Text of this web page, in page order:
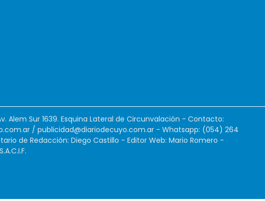
Alem Sur 1639. Esquina Lateral de Circunvalación - Contacto:
/ publicidad@diariodecuyo.com.ar - Whatsapp: (054) 264
de Redacción: Diego Castillo - Editor Web: Mario Romero -